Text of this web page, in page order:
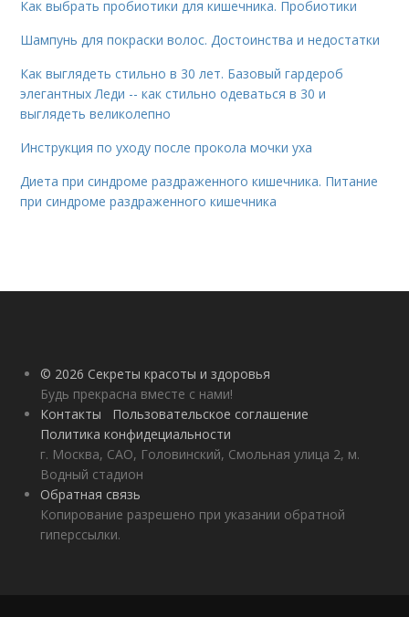
Как выбрать пробиотики для кишечника. Пробиотики
Шампунь для покраски волос. Достоинства и недостатки
Как выглядеть стильно в 30 лет. Базовый гардероб
элегантных Леди -- как стильно одеваться в 30 и
выглядеть великолепно
Инструкция по уходу после прокола мочки уха
Диета при синдроме раздраженного кишечника. Питание
при синдроме раздраженного кишечника
© 2026 Секреты красоты и здоровья
Будь прекрасна вместе с нами!
Контакты
Пользовательское соглашение
Политика конфидециальности
г. Москва, САО, Головинский, Смольная улица 2, м.
Водный стадион
Обратная связь
Копирование разрешено при указании обратной
гиперссылки.